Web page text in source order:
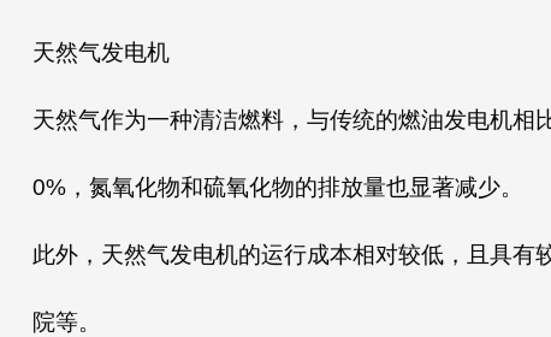
天然气发电机
天然气作为一种清洁燃料，与传统的燃油发电机
0%，氮氧化物和硫氧化物的排放量也显著减少。
此外，天然气发电机的运行成本相对较低，且具
院等。